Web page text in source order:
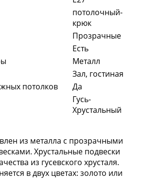
потолочный-
крюк
Прозрачные
Есть
Металл
Зал, гостиная
потолков
Да
Гусь-
Хрустальный
из металла с прозрачными
Хрустальные подвески
из гусевского хрусталя.
в двух цветах: золото или